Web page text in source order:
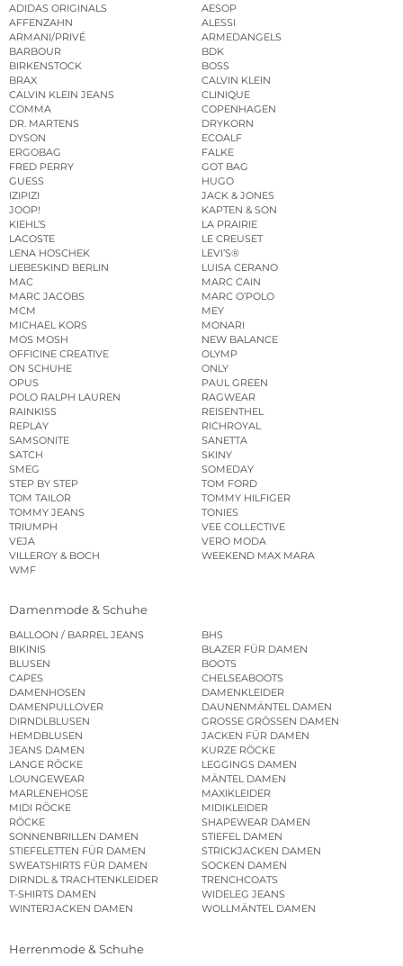
ADIDAS ORIGINALS
AESOP
AFFENZAHN
ALESSI
ARMANI/PRIVÉ
ARMEDANGELS
BARBOUR
BDK
BIRKENSTOCK
BOSS
BRAX
CALVIN KLEIN
CALVIN KLEIN JEANS
CLINIQUE
COMMA
COPENHAGEN
DR. MARTENS
DRYKORN
DYSON
ECOALF
ERGOBAG
FALKE
FRED PERRY
GOT BAG
GUESS
HUGO
IZIPIZI
JACK & JONES
JOOP!
KAPTEN & SON
KIEHL’S
LA PRAIRIE
LACOSTE
LE CREUSET
LENA HOSCHEK
LEVI’S®
LIEBESKIND BERLIN
LUISA CERANO
MAC
MARC CAIN
MARC JACOBS
MARC O’POLO
MCM
MEY
MICHAEL KORS
MONARI
MOS MOSH
NEW BALANCE
OFFICINE CREATIVE
OLYMP
ON SCHUHE
ONLY
OPUS
PAUL GREEN
POLO RALPH LAUREN
RAGWEAR
RAINKISS
REISENTHEL
REPLAY
RICHROYAL
SAMSONITE
SANETTA
SATCH
SKINY
SMEG
SOMEDAY
STEP BY STEP
TOM FORD
TOM TAILOR
TOMMY HILFIGER
TOMMY JEANS
TONIES
TRIUMPH
VEE COLLECTIVE
VEJA
VERO MODA
VILLEROY & BOCH
WEEKEND MAX MARA
WMF
Damenmode & Schuhe
BALLOON / BARREL JEANS
BHS
BIKINIS
BLAZER FÜR DAMEN
BLUSEN
BOOTS
CAPES
CHELSEABOOTS
DAMENHOSEN
DAMENKLEIDER
DAMENPULLOVER
DAUNENMÄNTEL DAMEN
DIRNDLBLUSEN
GROSSE GRÖSSEN DAMEN
HEMDBLUSEN
JACKEN FÜR DAMEN
JEANS DAMEN
KURZE RÖCKE
LANGE RÖCKE
LEGGINGS DAMEN
LOUNGEWEAR
MÄNTEL DAMEN
MARLENEHOSE
MAXIKLEIDER
MIDI RÖCKE
MIDIKLEIDER
RÖCKE
SHAPEWEAR DAMEN
SONNENBRILLEN DAMEN
STIEFEL DAMEN
STIEFELETTEN FÜR DAMEN
STRICKJACKEN DAMEN
SWEATSHIRTS FÜR DAMEN
SOCKEN DAMEN
DIRNDL & TRACHTENKLEIDER
TRENCHCOATS
T-SHIRTS DAMEN
WIDELEG JEANS
WINTERJACKEN DAMEN
WOLLMÄNTEL DAMEN
Herrenmode & Schuhe